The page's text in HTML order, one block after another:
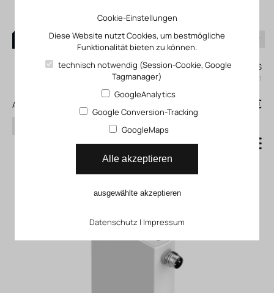
0
Mein KLEFINGHAUS
einloggen
Alle Produkte
Suchen
0,00 €
Proportional-
Druckregelventil VEAB
Cookie-Einstellungen
Diese Website nutzt Cookies, um bestmögliche
Funktionalität bieten zu können.
technisch notwendig (Session-Cookie, Google
Tagmanager)
GoogleAnalytics
Google Conversion-Tracking
GoogleMaps
Alle akzeptieren
ausgewählte akzeptieren
Datenschutz | Impressum